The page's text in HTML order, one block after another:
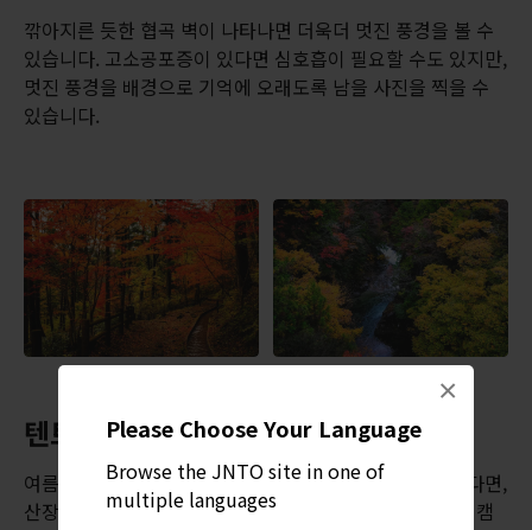
Please Choose Your Language
Browse the JNTO site in one of
multiple languages
×
깎아지른 듯한 협곡 벽이 나타나면 더욱더 멋진 풍경을 볼 수
있습니다. 고소공포증이 있다면 심호흡이 필요할 수도 있지만,
멋진 풍경을 배경으로 기억에 오래도록 남을 사진을 찍을 수
있습니다.
텐트에서 하룻밤
여름에 숲속의 시냇물과 밤하늘에서 빛나는 별을 보고 싶다면,
산장과 텐트가 있는 이 지역에서 시설이 잘 갖춰진 아오미 캠